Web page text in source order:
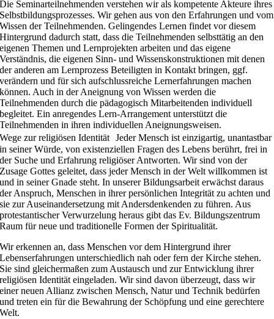
Die Seminarteilnehmenden verstehen wir als kompetente Akteure ihres
Selbstbildungsprozesses. Wir gehen aus von den Erfahrungen und vom
Wissen der Teilnehmenden. Gelingendes Lernen findet vor diesem
Hintergrund dadurch statt, dass die Teilnehmenden selbsttätig an den
eigenen Themen und Lernprojekten arbeiten und das eigene
Verständnis, die eigenen Sinn- und Wissenskonstruktionen mit denen
der anderen am Lernprozess Beteiligten in Kontakt bringen, ggf.
verändern und für sich aufschlussreiche Lernerfahrungen machen
können. Auch in der Aneignung von Wissen werden die
Teilnehmenden durch die pädagogisch Mitarbeitenden individuell
begleitet. Ein anregendes Lern-Arrangement unterstützt die
Teilnehmenden in ihren individuellen Aneignungsweisen.
Wege zur religiösen Identität Jeder Mensch ist einzigartig, unantastbar
in seiner Würde, von existenziellen Fragen des Lebens berührt, frei in
der Suche und Erfahrung religiöser Antworten. Wir sind von der
Zusage Gottes geleitet, dass jeder Mensch in der Welt willkommen ist
und in seiner Gnade steht. In unserer Bildungsarbeit erwächst daraus
der Anspruch, Menschen in ihrer persönlichen Integrität zu achten und
sie zur Auseinandersetzung mit Andersdenkenden zu führen. Aus
protestantischer Verwurzelung heraus gibt das Ev. Bildungszentrum
Raum für neue und traditionelle Formen der Spiritualität.
Wir erkennen an, dass Menschen vor dem Hintergrund ihrer
Lebenserfahrungen unterschiedlich nah oder fern der Kirche stehen.
Sie sind gleichermaßen zum Austausch und zur Entwicklung ihrer
religiösen Identität eingeladen. Wir sind davon überzeugt, dass wir
einer neuen Allianz zwischen Mensch, Natur und Technik bedürfen
und treten ein für die Bewahrung der Schöpfung und eine gerechtere
Welt.